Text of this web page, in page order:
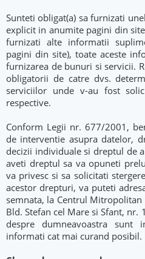
Sunteti obligat(a) sa furnizati
explicit in anumite pagini din
furnizati alte informatii
pagini din site), toate aceste
furnizarea de bunuri si servicii.
obligatorii de catre dvs.
serviciilor unde v-au fost
respective.
Conform Legii nr. 677/2001,
de interventie asupra datelor,
decizii individuale si dreptul de
aveti dreptul sa va opuneti
va privesc si sa solicitati
acestor drepturi, va puteti
semnata, la Centrul Mitropolitan
Bld. Stefan cel Mare si Sfant, nr.
despre dumneavoastra sunt
informati cat mai curand posibil.